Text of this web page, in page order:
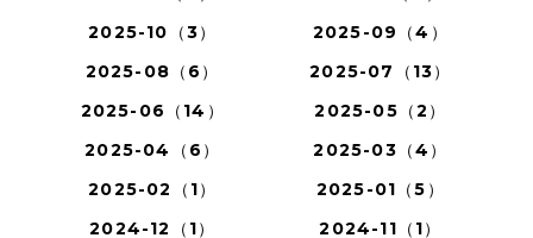
2025-10（3）
2025-09（4）
2025-08（6）
2025-07（13）
2025-06（14）
2025-05（2）
2025-04（6）
2025-03（4）
2025-02（1）
2025-01（5）
2024-12（1）
2024-11（1）